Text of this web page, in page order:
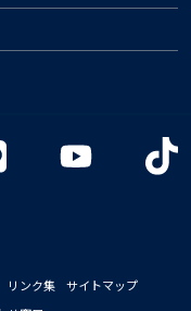
リンク集
サイトマップ